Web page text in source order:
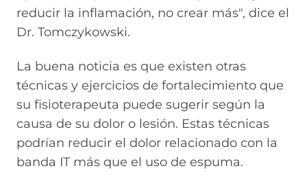
reducir la inflamación, no crear más", dice el
Dr. Tomczykowski.
La buena noticia es que existen otras
técnicas y ejercicios de fortalecimiento que
su fisioterapeuta puede sugerir según la
causa de su dolor o lesión. Estas técnicas
podrían reducir el dolor relacionado con la
banda IT más que el uso de espuma.